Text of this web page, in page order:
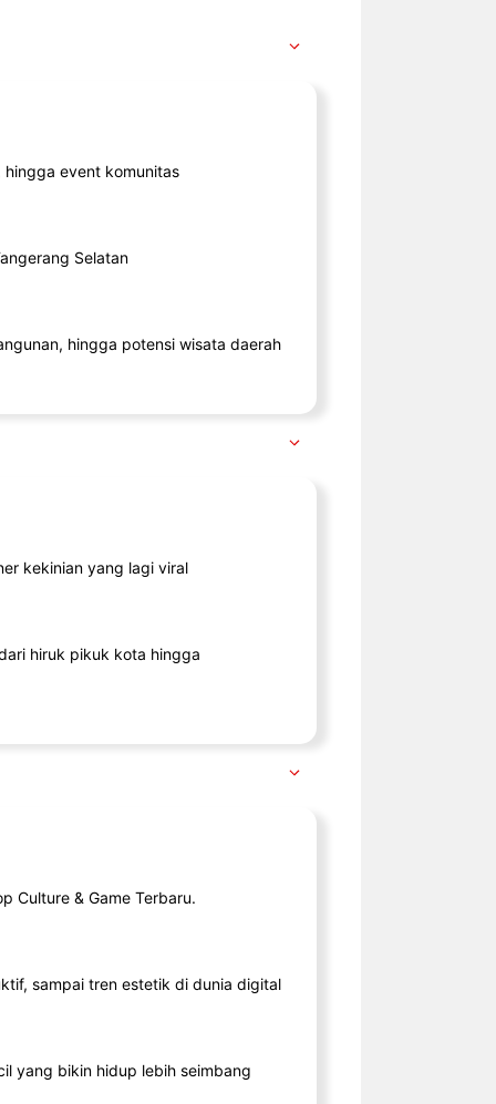
event komunitas
Selatan
hingga potensi wisata daerah
kekinian yang lagi viral
hiruk pikuk kota hingga
Culture & Game Terbaru.
sampai tren estetik di dunia digital
yang bikin hidup lebih seimbang